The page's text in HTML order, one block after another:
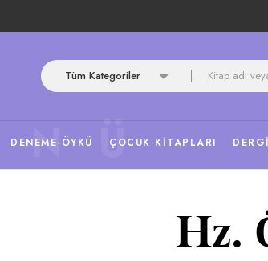
Tüm Kategoriler
DENEME-ÖYKÜ ÇOCUK KITAPLARI DERGI
Hz.